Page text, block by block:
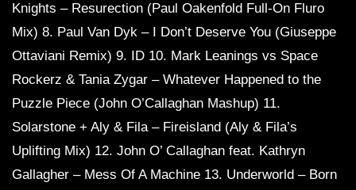
Knights – Resurection (Paul Oakenfold Full-On Fluro
Mix) 8. Paul Van Dyk – I Don’t Deserve You (Giuseppe
Ottaviani Remix) 9. ID 10. Mark Leanings vs Space
Rockerz & Tania Zygar – Whatever Happened to the
Puzzle Piece (John O’Callaghan Mashup) 11.
Solarstone + Aly & Fila – Fireisland (Aly & Fila’s
Uplifting Mix) 12. John O’ Callaghan feat. Kathryn
Gallagher – Mess Of A Machine 13. Underworld – Born